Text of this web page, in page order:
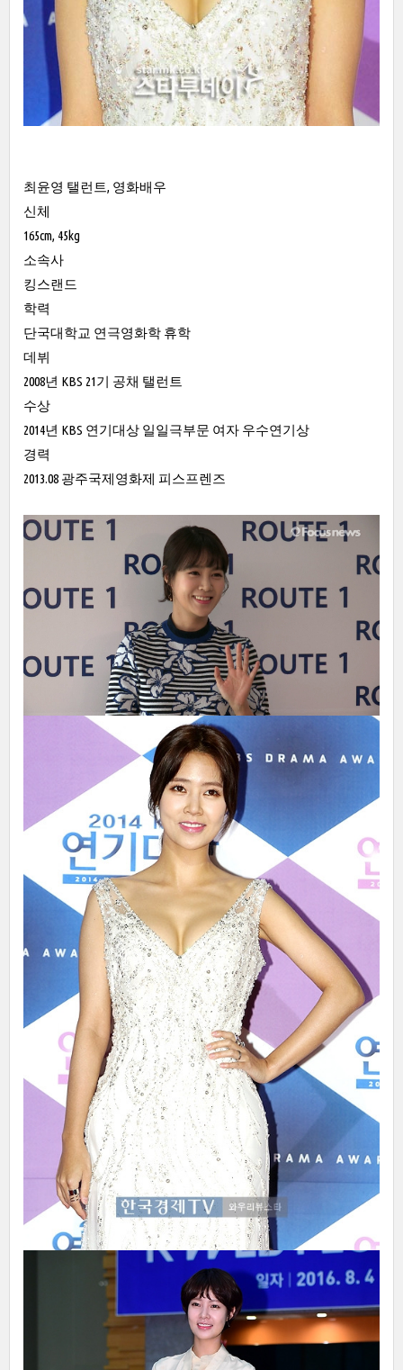
최윤영 탤런트, 영화배우
신체
165cm, 45kg
소속사
킹스랜드
학력
단국대학교 연극영화학 휴학
데뷔
2008년 KBS 21기 공채 탤런트
수상
2014년 KBS 연기대상 일일극부문 여자 우수연기상
경력
2013.08 광주국제영화제 피스프렌즈